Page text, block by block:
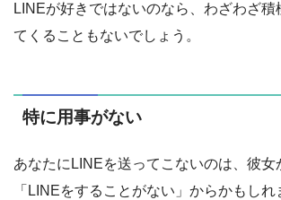
LINEが好きではないのなら、わざわざ積
てくることもないでしょう。
特に用事がない
あなたにLINEを送ってこないのは、彼女
「LINEをすることがない」からかもしれ